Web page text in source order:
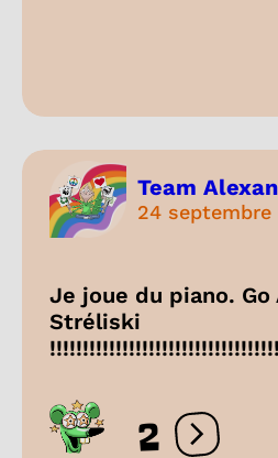
Team
24 septembre
Je joue du piano. Go
Stréliski
2 Ouvrir